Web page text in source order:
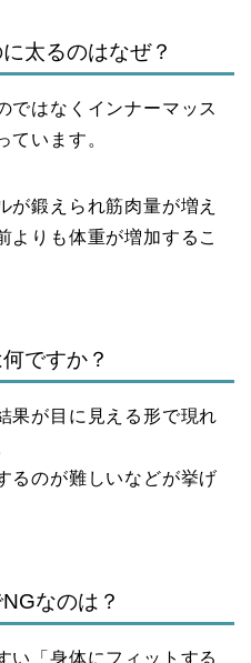
太るのはなぜ？
ではなくインナーマッス
ています。
が鍛えられ筋肉量が増え
よりも体重が増加するこ
ですか？
果が目に見える形で現れ
るのが難しいなどが挙げ
なのは？
い「身体にフィットする